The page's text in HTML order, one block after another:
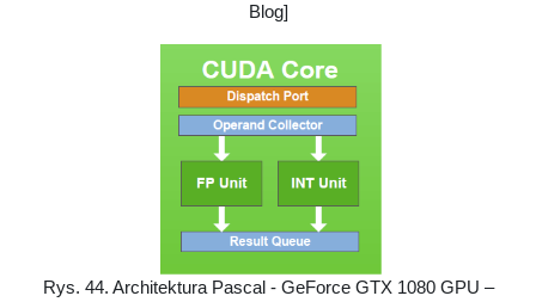
Blog]
Rys. 44. Architektura Pascal - GeForce GTX 1080 GPU –